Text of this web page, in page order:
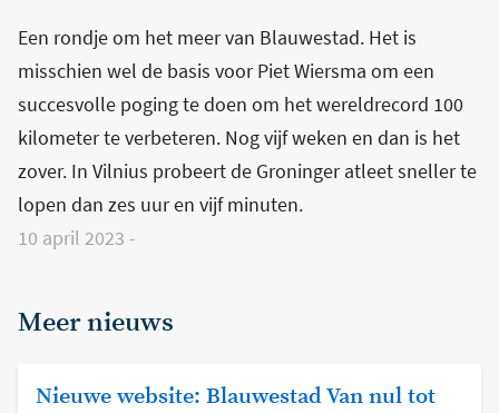
Een rondje om het meer van Blauwestad. Het is
misschien wel de basis voor Piet Wiersma om een
succesvolle poging te doen om het wereldrecord 100
kilometer te verbeteren. Nog vijf weken en dan is het
zover. In Vilnius probeert de Groninger atleet sneller te
lopen dan zes uur en vijf minuten.
10 april 2023 -
Meer nieuws
Nieuwe website: Blauwestad Van nul tot